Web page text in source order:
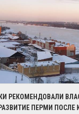
РЕКОМЕНДОВАЛИ
ПЕРМИ ПОСЛЕ